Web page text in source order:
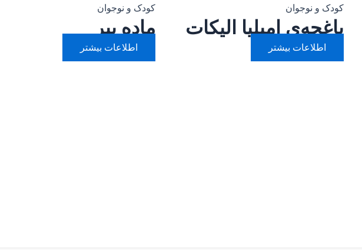
کودک و نوجوان
باغچه‌ی امیلیا الیکات
اطلاعات بیشتر
کودک و نوجوان
ماده ببر
اطلاعات بیشتر